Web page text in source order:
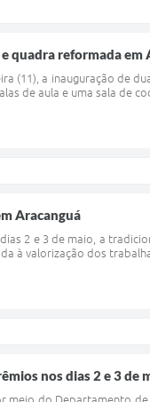
quadra reformada em
(11), a inauguração de
de aula e uma sala de
Aracanguá
2 e 3 de maio, a
à valorização dos
nos dias 2 e 3 de
do Departamento